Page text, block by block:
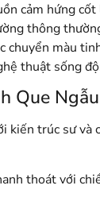
cảm hứng
thông
chuyển màu
thuật sống
Que
kiến trúc sư và
thoát với